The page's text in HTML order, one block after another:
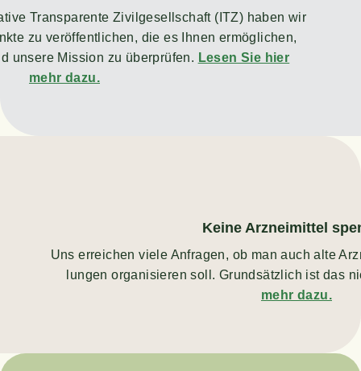
Trans­pa­ren­te Zivil­ge­sell­schaft (ITZ) haben wir
zu ver­öf­fent­li­chen, die es Ihnen ermög­li­chen,
unse­re Mis­si­on zu über­prü­fen. Lesen Sie hier
mehr dazu.
Kei­ne Arz­nei­mit­tel
Uns errei­chen vie­le Anfra­gen, ob man auch alte
lun­gen orga­ni­sie­ren soll. Grund­sätz­lich ist das
mehr dazu.